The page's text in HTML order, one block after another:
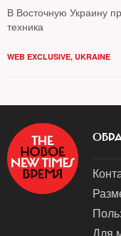
В Восточную Украину
техника
WEB EXCLUSIVE, UKRAINE